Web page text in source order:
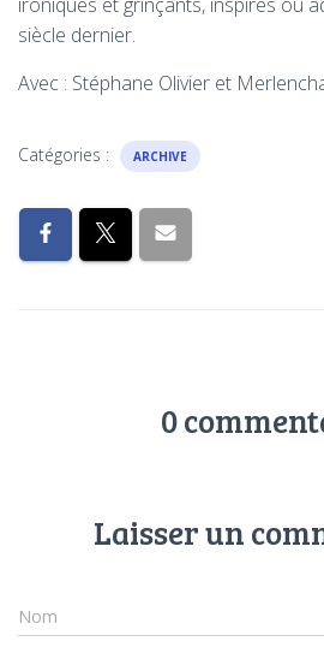
siècle dernier.
Avec : Stéphane Olivier et
Catégories : ARCHIVE
0
Laisser un
Nom